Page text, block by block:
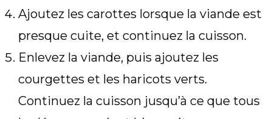
Ajoutez les carottes lorsque la viande est
presque cuite, et continuez la cuisson.
Enlevez la viande, puis ajoutez les
courgettes et les haricots verts.
Continuez la cuisson jusqu’à ce que tous